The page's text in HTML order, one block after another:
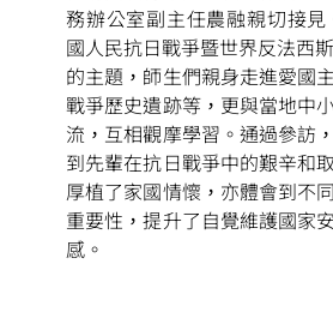
務辦公室副主任農融親切接
國人民抗日戰爭暨世界反法西
的主題，師生們親身走進愛國
戰爭歷史遺跡等，更與當地中
流，互相觀摩學習。通過參訪
到先輩在抗日戰爭中的艱辛和
厚植了家國情懷，亦體會到不
重要性，提升了自覺維護國家
感。